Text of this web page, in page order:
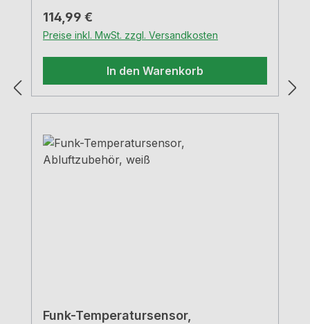
lässt sich nur in Betrieb nehmen wenn das
Fenster geöffnet ist.Schaltleistung bis
1400 W (6 A)Inkl.
KabelbruchüberwachungSteckerfertig mit
6 m SensorleitungKeine Batterien
notwendigFarbe: weiß
Regulärer Preis:
114,99 €
Preise inkl. MwSt. zzgl. Versandkosten
In den Warenkorb
Funk-Temperatursensor,